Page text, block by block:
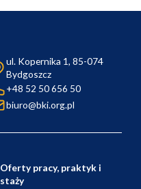
ul. Kopernika 1, 85-074
Bydgoszcz
+48 52 50 656 50
biuro@bki.org.pl
Oferty pracy, praktyk i
staży